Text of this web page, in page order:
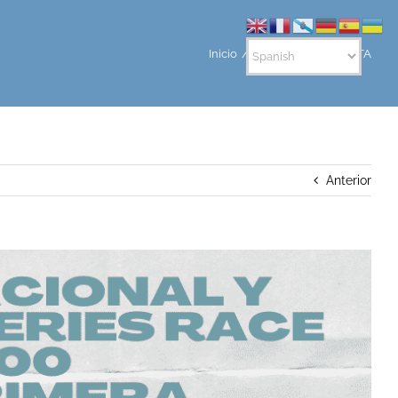
Inicio ANUNCIO DE REGATA
Anterior